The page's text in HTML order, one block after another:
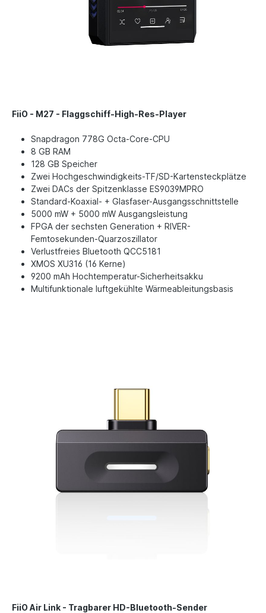
FiiO - M27 - Flaggschiff-High-Res-Player
Snapdragon 778G Octa-Core-CPU
8 GB RAM
128 GB Speicher
Zwei Hochgeschwindigkeits-TF/SD-Kartensteckplätze
Zwei DACs der Spitzenklasse ES9039MPRO
Standard-Koaxial- + Glasfaser-Ausgangsschnittstelle
5000 mW + 5000 mW Ausgangsleistung
FPGA der sechsten Generation + RIVER-
Femtosekunden-Quarzoszillator
Verlustfreies Bluetooth QCC5181
XMOS XU316 (16 Kerne)
9200 mAh Hochtemperatur-Sicherheitsakku
Multifunktionale luftgekühlte Wärmeableitungsbasis
FiiO Air Link - Tragbarer HD-Bluetooth-Sender